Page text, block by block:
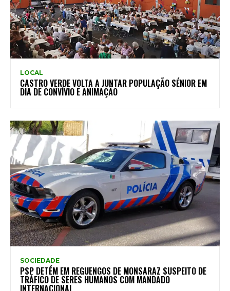
LOCAL
CASTRO VERDE VOLTA A JUNTAR POPULAÇÃO SÉNIOR EM
DIA DE CONVÍVIO E ANIMAÇÃO
SOCIEDADE
PSP DETÉM EM REGUENGOS DE MONSARAZ SUSPEITO DE
TRÁFICO DE SERES HUMANOS COM MANDADO
INTERNACIONAL